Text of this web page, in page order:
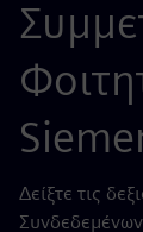
Δείξτε τις